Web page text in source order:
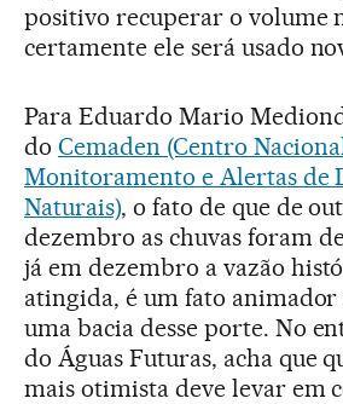
positivo recuperar o volume
certamente ele será usado
Para Eduardo Mario
do Cemaden (Centro
Monitoramento e Alertas de
Naturais), o fato de que de
dezembro as chuvas foram
já em dezembro a vazão
atingida, é um fato animador
uma bacia desse porte. No
do Águas Futuras, acha que
mais otimista deve levar em